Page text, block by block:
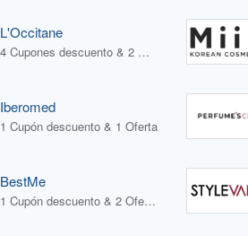
L'Occitane
4 Cupones descuento & 2 Ofertas
Iberomed
1 Cupón descuento & 1 Oferta
BestMe
1 Cupón descuento & 2 Ofertas